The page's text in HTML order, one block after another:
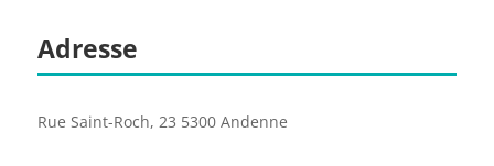
Adresse
Rue Saint-Roch, 23 5300 Andenne